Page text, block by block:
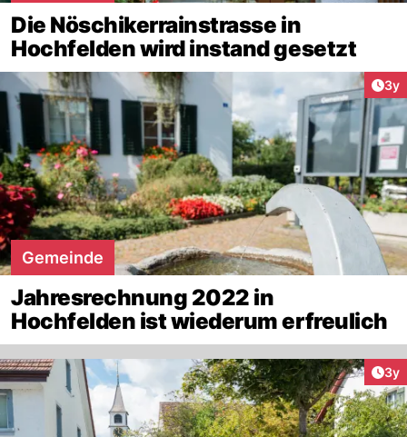
Die Nöschikerrainstrasse in
Hochfelden wird instand gesetzt
3y
Gemeinde
Jahresrechnung 2022 in
Hochfelden ist wiederum erfreulich
3y